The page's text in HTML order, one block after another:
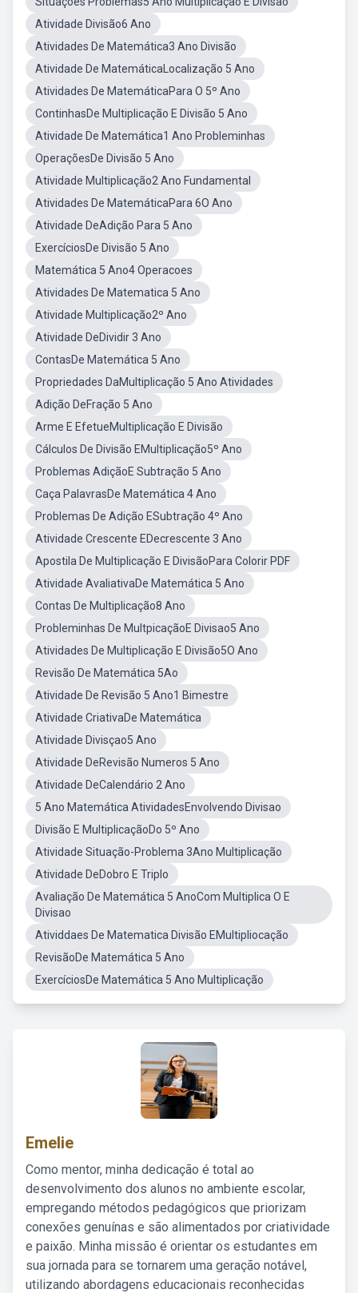
Atividade Divisão6 Ano
Atividades De Matemática3 Ano Divisão
Atividade De MatemáticaLocalização 5 Ano
Atividades De MatemáticaPara O 5º Ano
ContinhasDe Multiplicação E Divisão 5 Ano
Atividade De Matemática1 Ano Probleminhas
OperaçõesDe Divisão 5 Ano
Atividade Multiplicação2 Ano Fundamental
Atividades De MatemáticaPara 6O Ano
Atividade DeAdição Para 5 Ano
ExercíciosDe Divisão 5 Ano
Matemática 5 Ano4 Operacoes
Atividades De Matematica 5 Ano
Atividade Multiplicação2º Ano
Atividade DeDividir 3 Ano
ContasDe Matemática 5 Ano
Propriedades DaMultiplicação 5 Ano Atividades
Adição DeFração 5 Ano
Arme E EfetueMultiplicação E Divisão
Cálculos De Divisão EMultiplicação5º Ano
Problemas AdiçãoE Subtração 5 Ano
Caça PalavrasDe Matemática 4 Ano
Problemas De Adição ESubtração 4º Ano
Atividade Crescente EDecrescente 3 Ano
Apostila De Multiplicação E DivisãoPara Colorir PDF
Atividade AvaliativaDe Matemática 5 Ano
Contas De Multiplicação8 Ano
Probleminhas De MultpicaçãoE Divisao5 Ano
Atividades De Multiplicação E Divisão5O Ano
Revisão De Matemática 5Ao
Atividade De Revisão 5 Ano1 Bimestre
Atividade CriativaDe Matemática
Atividade Divisçao5 Ano
Atividade DeRevisão Numeros 5 Ano
Atividade DeCalendário 2 Ano
5 Ano Matemática AtividadesEnvolvendo Divisao
Divisão E MultiplicaçãoDo 5º Ano
Atividade Situação-Problema 3Ano Multiplicação
Atividade DeDobro E Triplo
Avaliação De Matemática 5 AnoCom Multiplica O E
Divisao
Atividdaes De Matematica Divisão EMultipliocação
RevisãoDe Matemática 5 Ano
ExercíciosDe Matemática 5 Ano Multiplicação
Emelie
Como mentor, minha dedicação é total ao
desenvolvimento dos alunos no ambiente escolar,
empregando métodos pedagógicos que priorizam
conexões genuínas e são alimentados por criatividade
e paixão. Minha missão é orientar os estudantes em
sua jornada para se tornarem uma geração notável,
utilizando abordagens educacionais reconhecidas